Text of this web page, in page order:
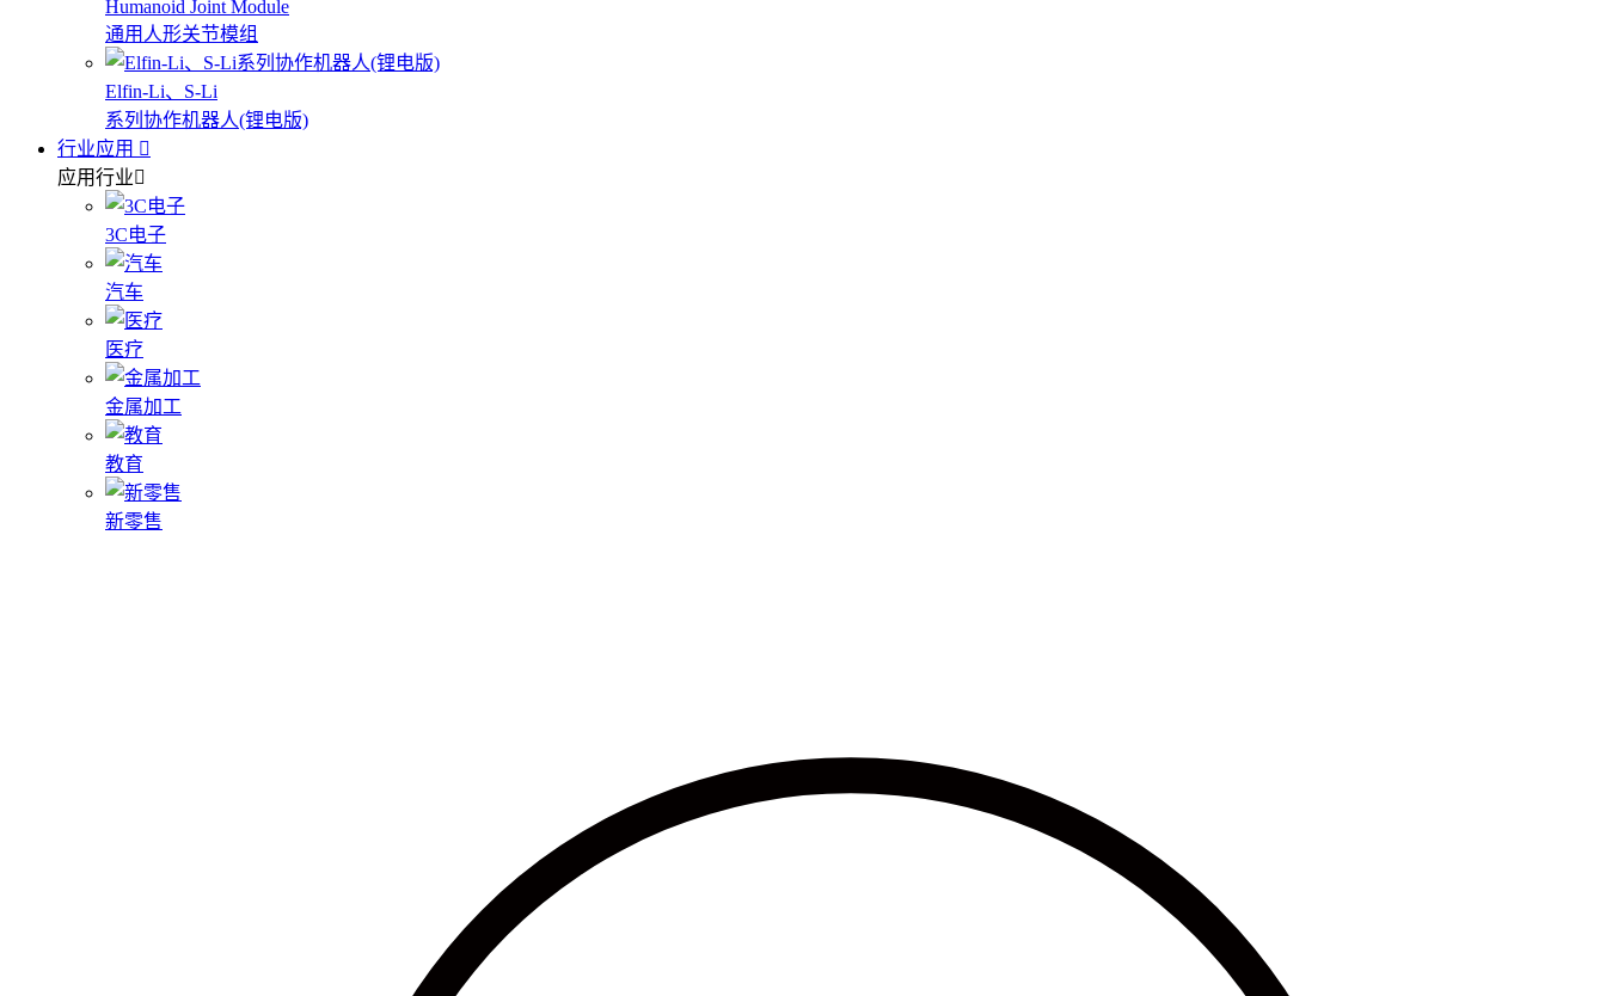
Humanoid Joint Module
通用人形关节模组
Elfin-Li、S-Li
系列协作机器人(锂电版)
行业应用
应用行业
3C电子
汽车
医疗
金属加工
教育
新零售